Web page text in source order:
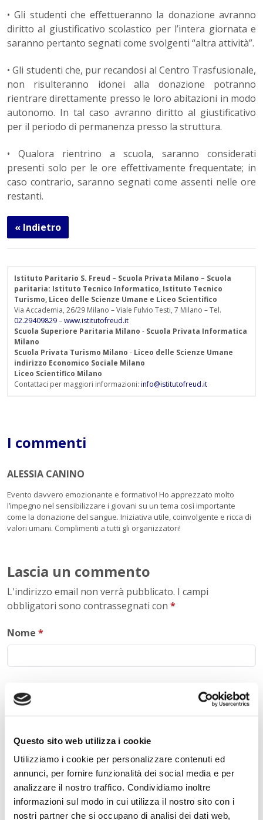
Questo sito web utilizza i cookie
Utilizziamo i cookie per personalizzare contenuti ed
annunci, per fornire funzionalità dei social media e per
analizzare il nostro traffico. Condividiamo inoltre
informazioni sul modo in cui utilizza il nostro sito con i
nostri partner che si occupano di analisi dei dati web,
• Gli studenti che effettueranno la donazione avranno
diritto al giustificativo scolastico per l’intera giornata e
saranno pertanto segnati come svolgenti “altra attività”.
• Gli studenti che, pur recandosi al Centro Trasfusionale,
non risulteranno idonei alla donazione potranno
rientrare direttamente presso le loro abitazioni in modo
autonomo. In tal caso avranno diritto al giustificativo
per il periodo di permanenza presso la struttura.
• Qualora rientrino a scuola, saranno considerati
presenti solo per le ore effettivamente frequentate; in
caso contrario, saranno segnati come assenti nelle ore
restanti.
« Indietro
Istituto Paritario S. Freud – Scuola Privata Milano – Scuola
paritaria: Istituto Tecnico Informatico, Istituto Tecnico
Turismo, Liceo delle Scienze Umane e Liceo Scientifico
Via Accademia, 26/29 Milano – Viale Fulvio Testi, 7 Milano – Tel.
02.29409829–www.istitutofreud.it
Scuola Superiore Paritaria Milano - Scuola Privata Informatica
Milano
Scuola Privata Turismo Milano - Liceo delle Scienze Umane
indirizzo Economico Sociale Milano
Liceo Scientifico Milano
Contattaci per maggiori informazioni: info@istitutofreud.it
I commenti
ALESSIA CANINO
Evento davvero emozionante e formativo! Ho apprezzato molto
l’impegno nel sensibilizzare i giovani su un tema così importante
come la donazione del sangue. Iniziativa utile, coinvolgente e ricca di
valori umani. Complimenti a tutti gli organizzatori!
Lascia un commento
L'indirizzo email non verrà pubblicato. I campi
obbligatori sono contrassegnati con *
Nome *
E-mail
Commento*